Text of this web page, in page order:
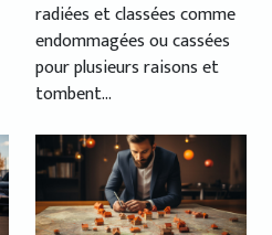
radiées et classées comme
endommagées ou cassées
pour plusieurs raisons et
tombent...